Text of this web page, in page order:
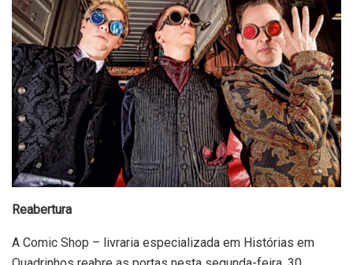
Reabertura
A Comic Shop – livraria especializada em Histórias em